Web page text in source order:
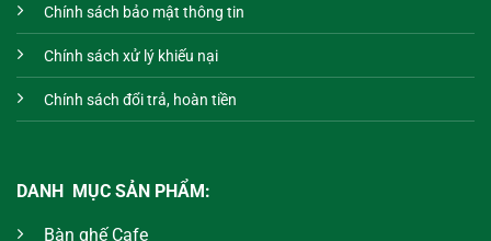
Chính sách bảo mật thông tin
Chính sách xử lý khiếu nại
Chính sách đổi trả, hoàn tiền
DANH MỤC SẢN PHẨM:
Bàn ghế Cafe